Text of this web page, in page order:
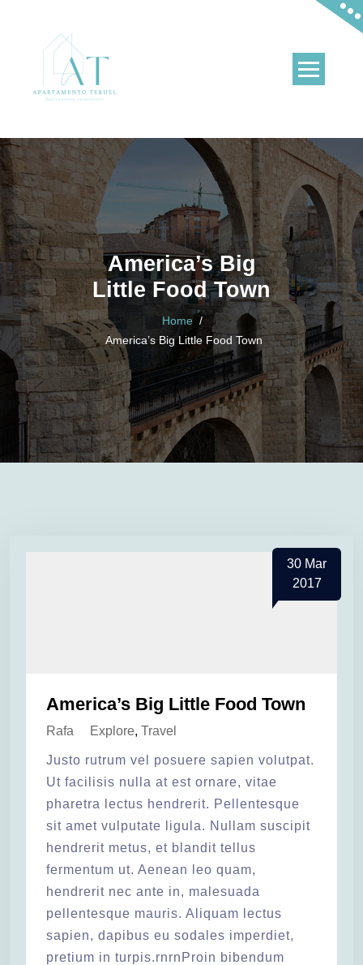
Apartamentos en Teruel y en La Puebla de Valverde
America’s Big
Little Food Town
Home/
America’s Big Little Food Town
30 Mar
2017
America’s Big Little Food Town
Rafa Explore, Travel
Justo rutrum vel posuere sapien volutpat.
Ut facilisis nulla at est ornare, vitae
pharetra lectus hendrerit. Pellentesque
sit amet vulputate ligula. Nullam suscipit
hendrerit metus, et blandit tellus
fermentum ut. Aenean leo quam,
hendrerit nec ante in, malesuada
pellentesque mauris. Aliquam lectus
sapien, dapibus eu sodales imperdiet,
pretium in turpis.rnrnProin bibendum